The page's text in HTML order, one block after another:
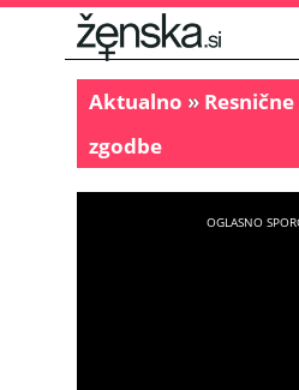
Aktualno » Resnične
zgodbe